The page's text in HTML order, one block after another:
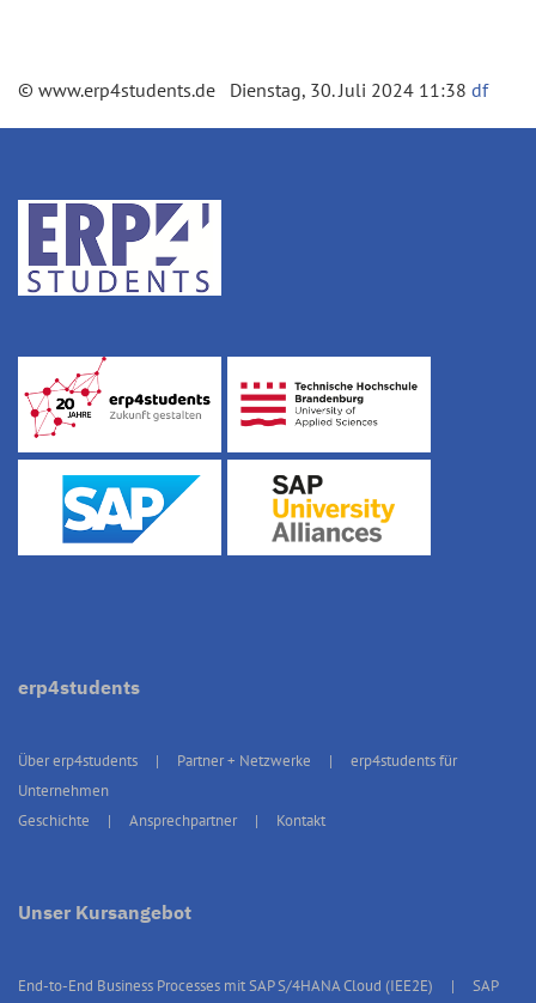
© www.erp4students.de Dienstag, 30. Juli 2024 11:38 df
erp4students
Über erp4students Partner + Netzwerke
erp4students für
Unternehmen
Geschichte
Ansprechpartner Kontakt
Unser Kursangebot
End-to-End Business Processes mit SAP S/4HANA Cloud (IEE2E)
SAP